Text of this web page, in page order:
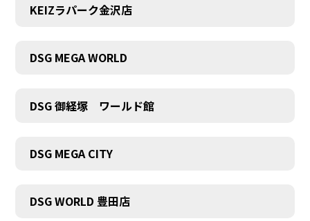
KEIZラパーク金沢店
DSG MEGA WORLD
DSG 御経塚 ワールド館
DSG MEGA CITY
DSG WORLD 豊田店